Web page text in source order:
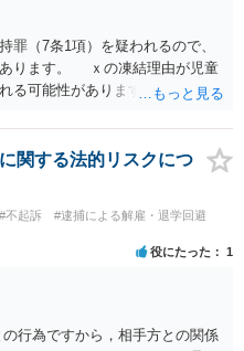
罪（7条1項）を疑われるので、
ります。 ｘの凍結理由が児童
る可能性があります。 対応と
てください
関する法的リスクにつ
#不起訴
#逮捕による解雇・退学回避
役にたった 1
行為ですから，相手方との関係